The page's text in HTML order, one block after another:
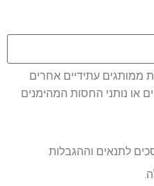
ממותגים עתידיים אחרים
או נותני החסות המהימנים
לתנאים וההגבלות